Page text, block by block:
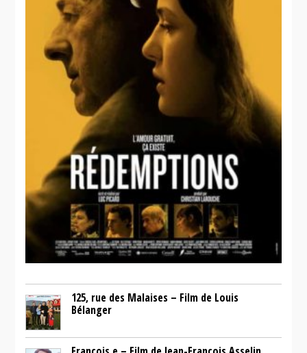
125, rue des Malaises – Film de Louis
Bélanger